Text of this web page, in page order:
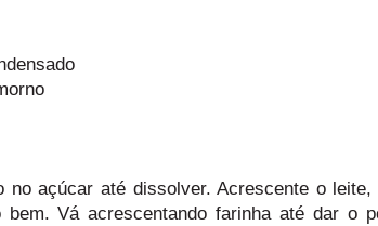
no açúcar até dissolver. Acrescente o
bem. Vá acrescentando farinha até dar o